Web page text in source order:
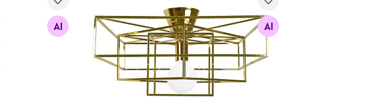
Plafoon Cube, messing
Otsi sarnaseid